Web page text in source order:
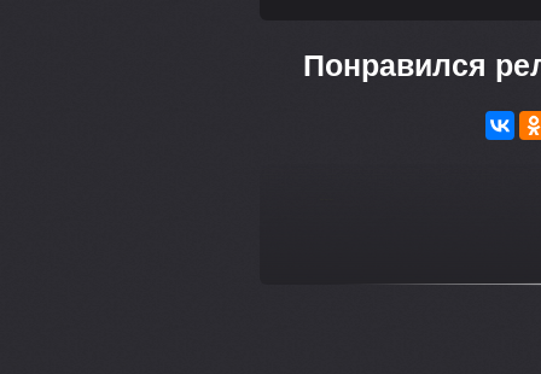
Понравился